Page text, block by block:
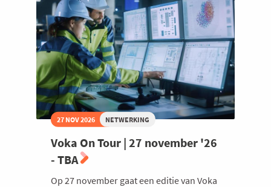
27 NOV 2026 NETWERKING
Voka On Tour | 27 november '26
- TBA
Op 27 november gaat een editie van Voka